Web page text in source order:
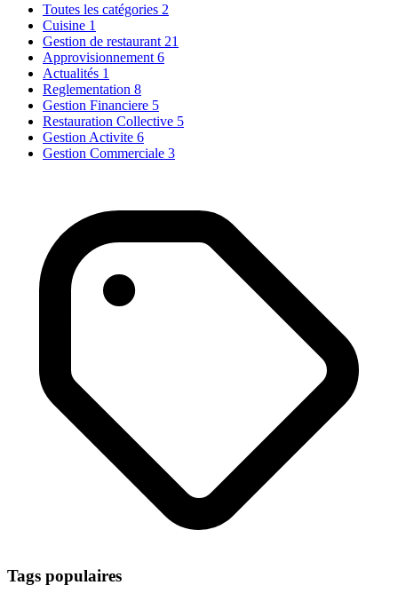
Toutes les catégories 2
Cuisine 1
Gestion de restaurant 21
Approvisionnement 6
Actualités 1
Reglementation 8
Gestion Financiere 5
Restauration Collective 5
Gestion Activite 6
Gestion Commerciale 3
Tags populaires